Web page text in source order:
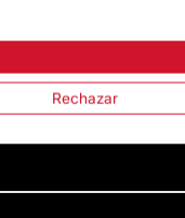
Rechazar